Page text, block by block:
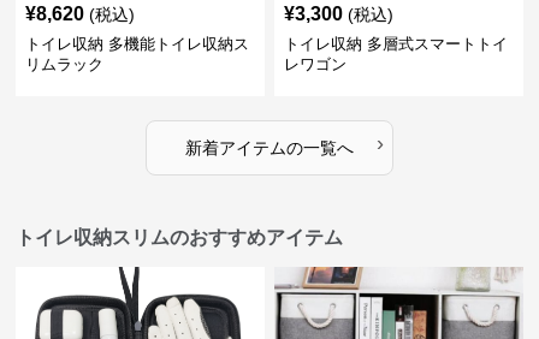
¥8,620 (税込)
トイレ収納 多機能トイレ収納ス
リムラック
¥3,300 (税込)
トイレ収納 多層式スマートトイ
レワゴン
新着アイテムの一覧へ ›
トイレ収納スリムのおすすめアイテム